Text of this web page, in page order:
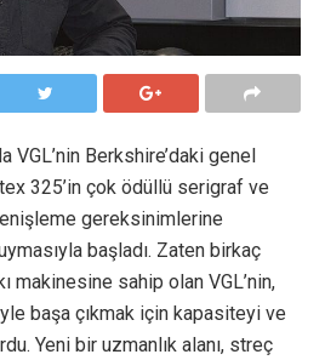
VGL’nin Berkshire’daki genel
325’in çok ödüllü serigraf ve
gereksinimlerine
başladı. Zaten birkaç
makinesine sahip olan VGL’nin,
başa çıkmak için kapasiteyi ve
Yeni bir uzmanlık alanı, streç